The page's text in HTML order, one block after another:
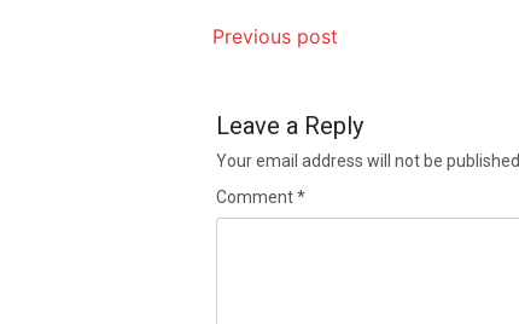
Previous post
Leave a Reply
Your email address will not be published.
Comment*